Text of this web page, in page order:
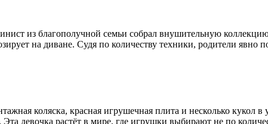
из благополучной семьи собрал внушительную
на диване. Судя по количеству техники, родители явно
коляска, красная игрушечная плита и несколько кукол
девочка растёт в мире, где игрушки выбирают не по